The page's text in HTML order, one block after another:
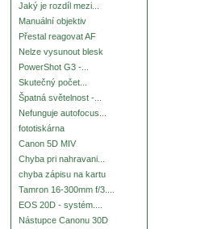
Jaký je rozdíl mezi...
Manuální objektiv
Přestal reagovat AF
Nelze vysunout blesk
PowerShot G3 -...
Skutečný počet...
Špatná světelnost -...
Nefunguje autofocus...
fototiskárna
Canon 5D MIV
Chyba pri nahravani...
chyba zápisu na kartu
Tamron 16-300mm f/3....
EOS 20D - systém....
Nástupce Canonu 30D